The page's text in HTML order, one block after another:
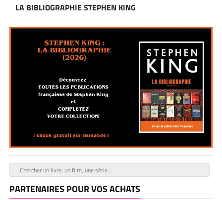
LA BIBLIOGRAPHIE STEPHEN KING
PARTENAIRES POUR VOS ACHATS